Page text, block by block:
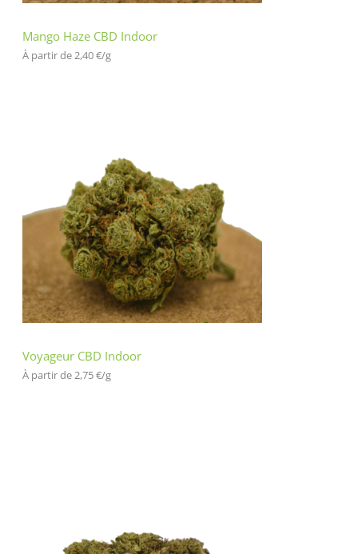
Mango Haze CBD Indoor
À partir de 2,40€/g
Voyageur CBD Indoor
À partir de 2,75€/g